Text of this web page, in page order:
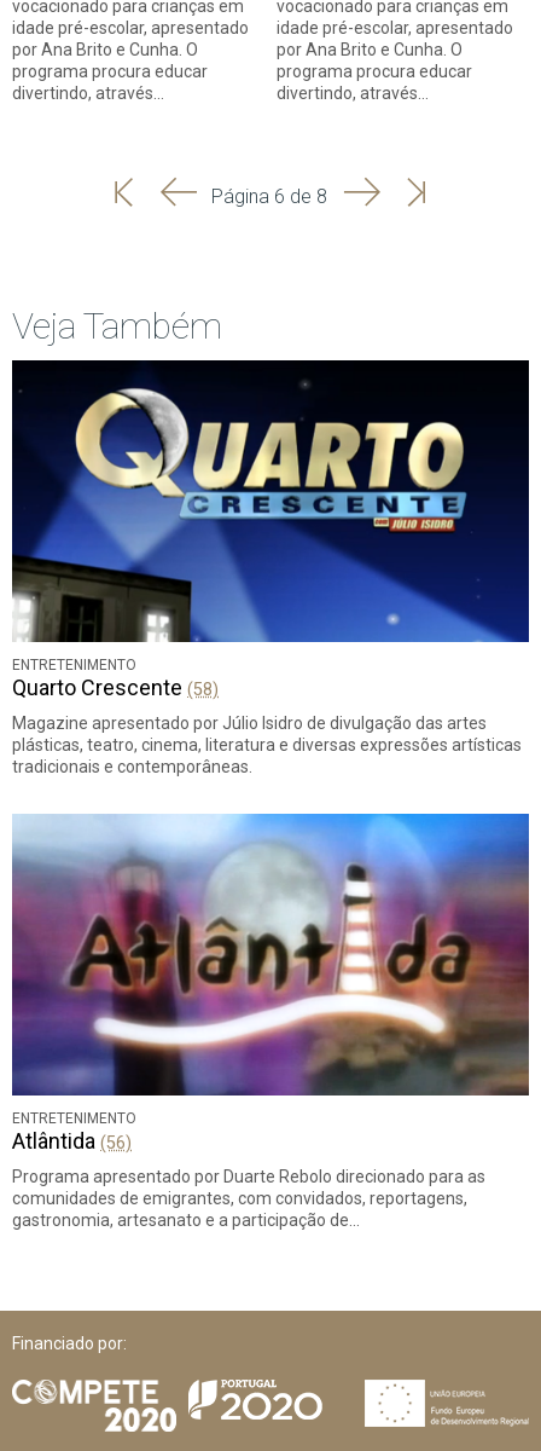
vocacionado para crianças em
idade pré-escolar, apresentado
por Ana Brito e Cunha. O
programa procura educar
divertindo, através…
vocacionado para crianças em
idade pré-escolar, apresentado
por Ana Brito e Cunha. O
programa procura educar
divertindo, através…
'
'
Página 6 de 8 SeguinteÚltima
Veja Também
ENTRETENIMENTO
Quarto Crescente (58)
Magazine apresentado por Júlio Isidro de divulgação das artes
plásticas, teatro, cinema, literatura e diversas expressões artísticas
tradicionais e contemporâneas.
ENTRETENIMENTO
Atlântida (56)
Programa apresentado por Duarte Rebolo direcionado para as
comunidades de emigrantes, com convidados, reportagens,
gastronomia, artesanato e a participação de…
Financiado por: